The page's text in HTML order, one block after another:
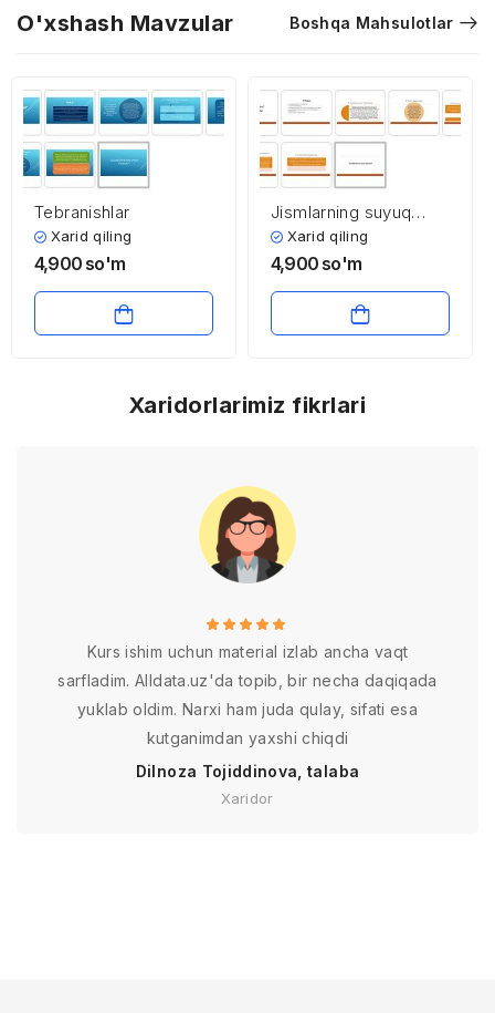
O'xshash Mavzular Boshqa Mahsulotlar
Tebranishlar
Xarid qiling
4,900 so'm
Jismlarning suyuq
holati
Xarid qiling
4,900 so'm
Xaridorlarimiz fikrlari
Kurs ishim uchun material izlab ancha vaqt
sarfladim. Alldata.uz'da topib, bir necha daqiqada
yuklab oldim. Narxi ham juda qulay, sifati esa
kutganimdan yaxshi chiqdi
Dilnoza Tojiddinova, talaba
Xaridor